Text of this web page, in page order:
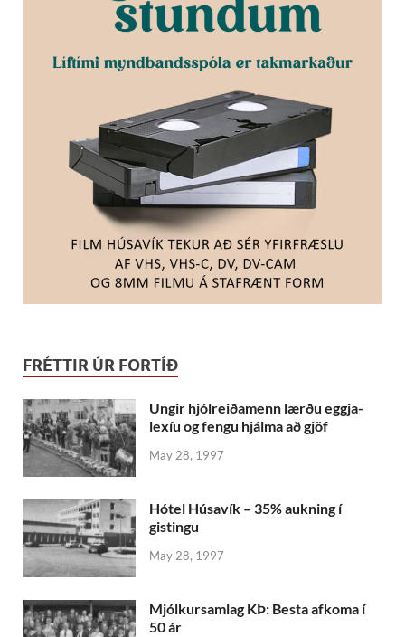
FRÉTTIR ÚR FORTÍÐ
Ungir hjólreiðamenn lærðu eggja-
lexíu og fengu hjálma að gjöf
May 28, 1997
Hótel Húsavík – 35% aukning í
gistingu
May 28, 1997
Mjólkursamlag KÞ: Besta afkoma í
50 ár